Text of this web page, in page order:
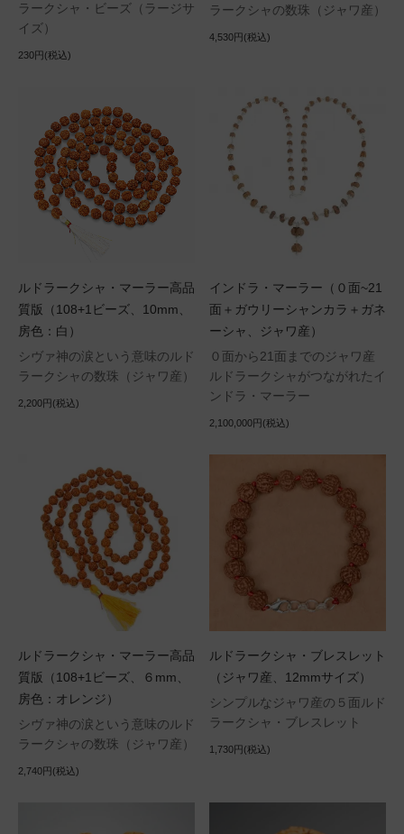
ラークシャ・ビーズ（ラージサ
イズ）
230円(税込)
ラークシャの数珠（ジャワ産）
4,530円(税込)
ルドラークシャ・マーラー高品
質版（108+1ビーズ、10mm、
房色：白）
シヴァ神の涙という意味のルド
ラークシャの数珠（ジャワ産）
2,200円(税込)
インドラ・マーラー（０面~21
面＋ガウリーシャンカラ＋ガネ
ーシャ、ジャワ産）
０面から21面までのジャワ産
ルドラークシャがつながれたイ
ンドラ・マーラー
2,100,000円(税込)
ルドラークシャ・マーラー高品
質版（108+1ビーズ、６mm、
房色：オレンジ）
シヴァ神の涙という意味のルド
ラークシャの数珠（ジャワ産）
2,740円(税込)
ルドラークシャ・ブレスレット
（ジャワ産、12mmサイズ）
シンプルなジャワ産の５面ルド
ラークシャ・ブレスレット
1,730円(税込)